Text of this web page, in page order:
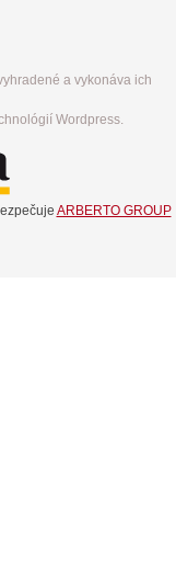
a vykonáva ich
Wordpress.
ARBERTO GROUP